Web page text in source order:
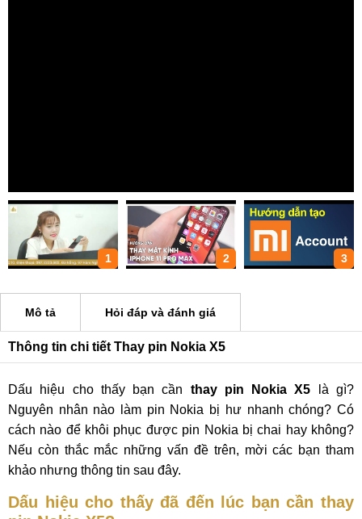
1 2 3
Mô tả Hỏi đáp và đánh giá
Thông tin chi tiết Thay pin Nokia X5
Dấu hiệu cho thấy bạn cần thay pin Nokia X5 là gì?
Nguyên nhân nào làm pin Nokia bị hư nhanh chóng? Có
cách nào để khôi phục được pin Nokia bị chai hay không?
Nếu còn thắc mắc những vấn đề trên, mời các bạn tham
khảo nhưng thông tin sau đây.
Dấu hiệu cho thấy đã đến lúc bạn cần thay